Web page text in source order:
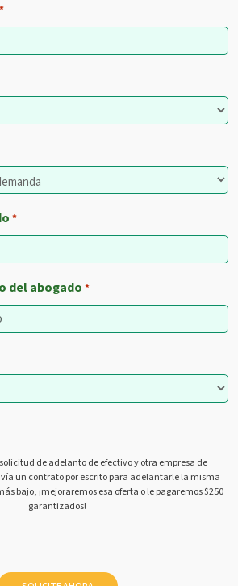
*
*
del abogado *
de adelanto de efectivo y otra empresa de
un contrato por escrito para adelantarle la misma
bajo, ¡mejoraremos esa oferta o le pagaremos $250
garantizados!